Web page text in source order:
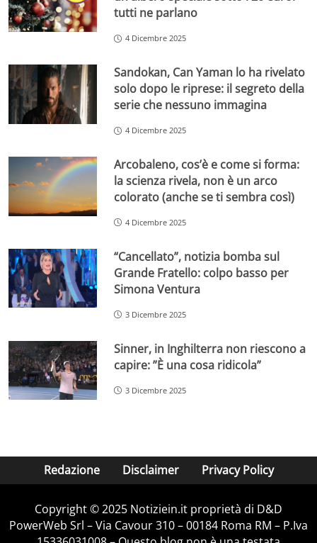
tutti ne parlano
4 Dicembre 2025
Sandokan, Can Yaman lo ha rivelato
solo dopo le riprese: il segreto della
serie che nessuno immagina
4 Dicembre 2025
Arcobaleno, cos’è e come si forma:
la scienza rivela, non è un arco
colorato (anche se ti sembra così)
4 Dicembre 2025
“Cancellato”, notizia bomba sul
Grande Fratello: colpo basso per
Simona Ventura
3 Dicembre 2025
Sinner, in Inghilterra non riescono a
capire: ”È una cosa ridicola”
3 Dicembre 2025
Redazione Disclaimer Privacy Policy
Copyright © 2025 Notiziein.it proprietà di D&D
PowerWeb Srl – Via Cavour 310 – 00184 Roma RM – P.Iva